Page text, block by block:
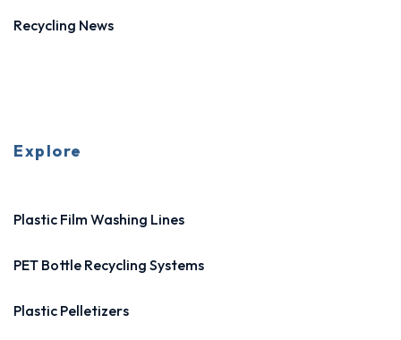
Recycling News
Explore
Plastic Film Washing Lines
PET Bottle Recycling Systems
Plastic Pelletizers